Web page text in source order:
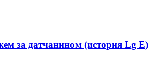
за датчанином (история Lg E)